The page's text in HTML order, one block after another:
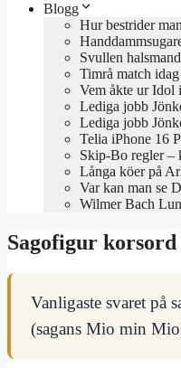
Blogg
Hur bestrider
Svullen
Timrå match
Vem åkte ur Idol
Lediga jobb
Lediga jobb
Telia iPhone 16
Skip-Bo regler –
Långa köer på
Var kan man se
Wilmer Bach
Sagofigur
Vanligaste svaret på
(sagans Mio min